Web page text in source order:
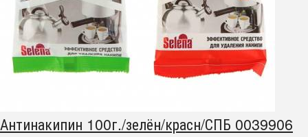
Антинакипин 100г./зелён/красн/СПБ 0039906